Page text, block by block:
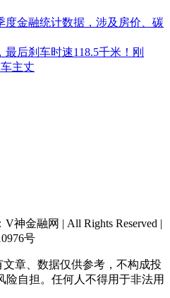
度金融统计数据，涉及房价、碳
最后刹车时速118.5千米！刚
主丈
神金融网 | All Rights Reserved |
号
章、数据仅供参考，不构成投
险自担。任何人不得用于非法用